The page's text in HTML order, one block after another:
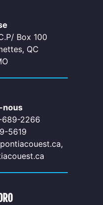
Box 100
QC
nous
689-2266
5619